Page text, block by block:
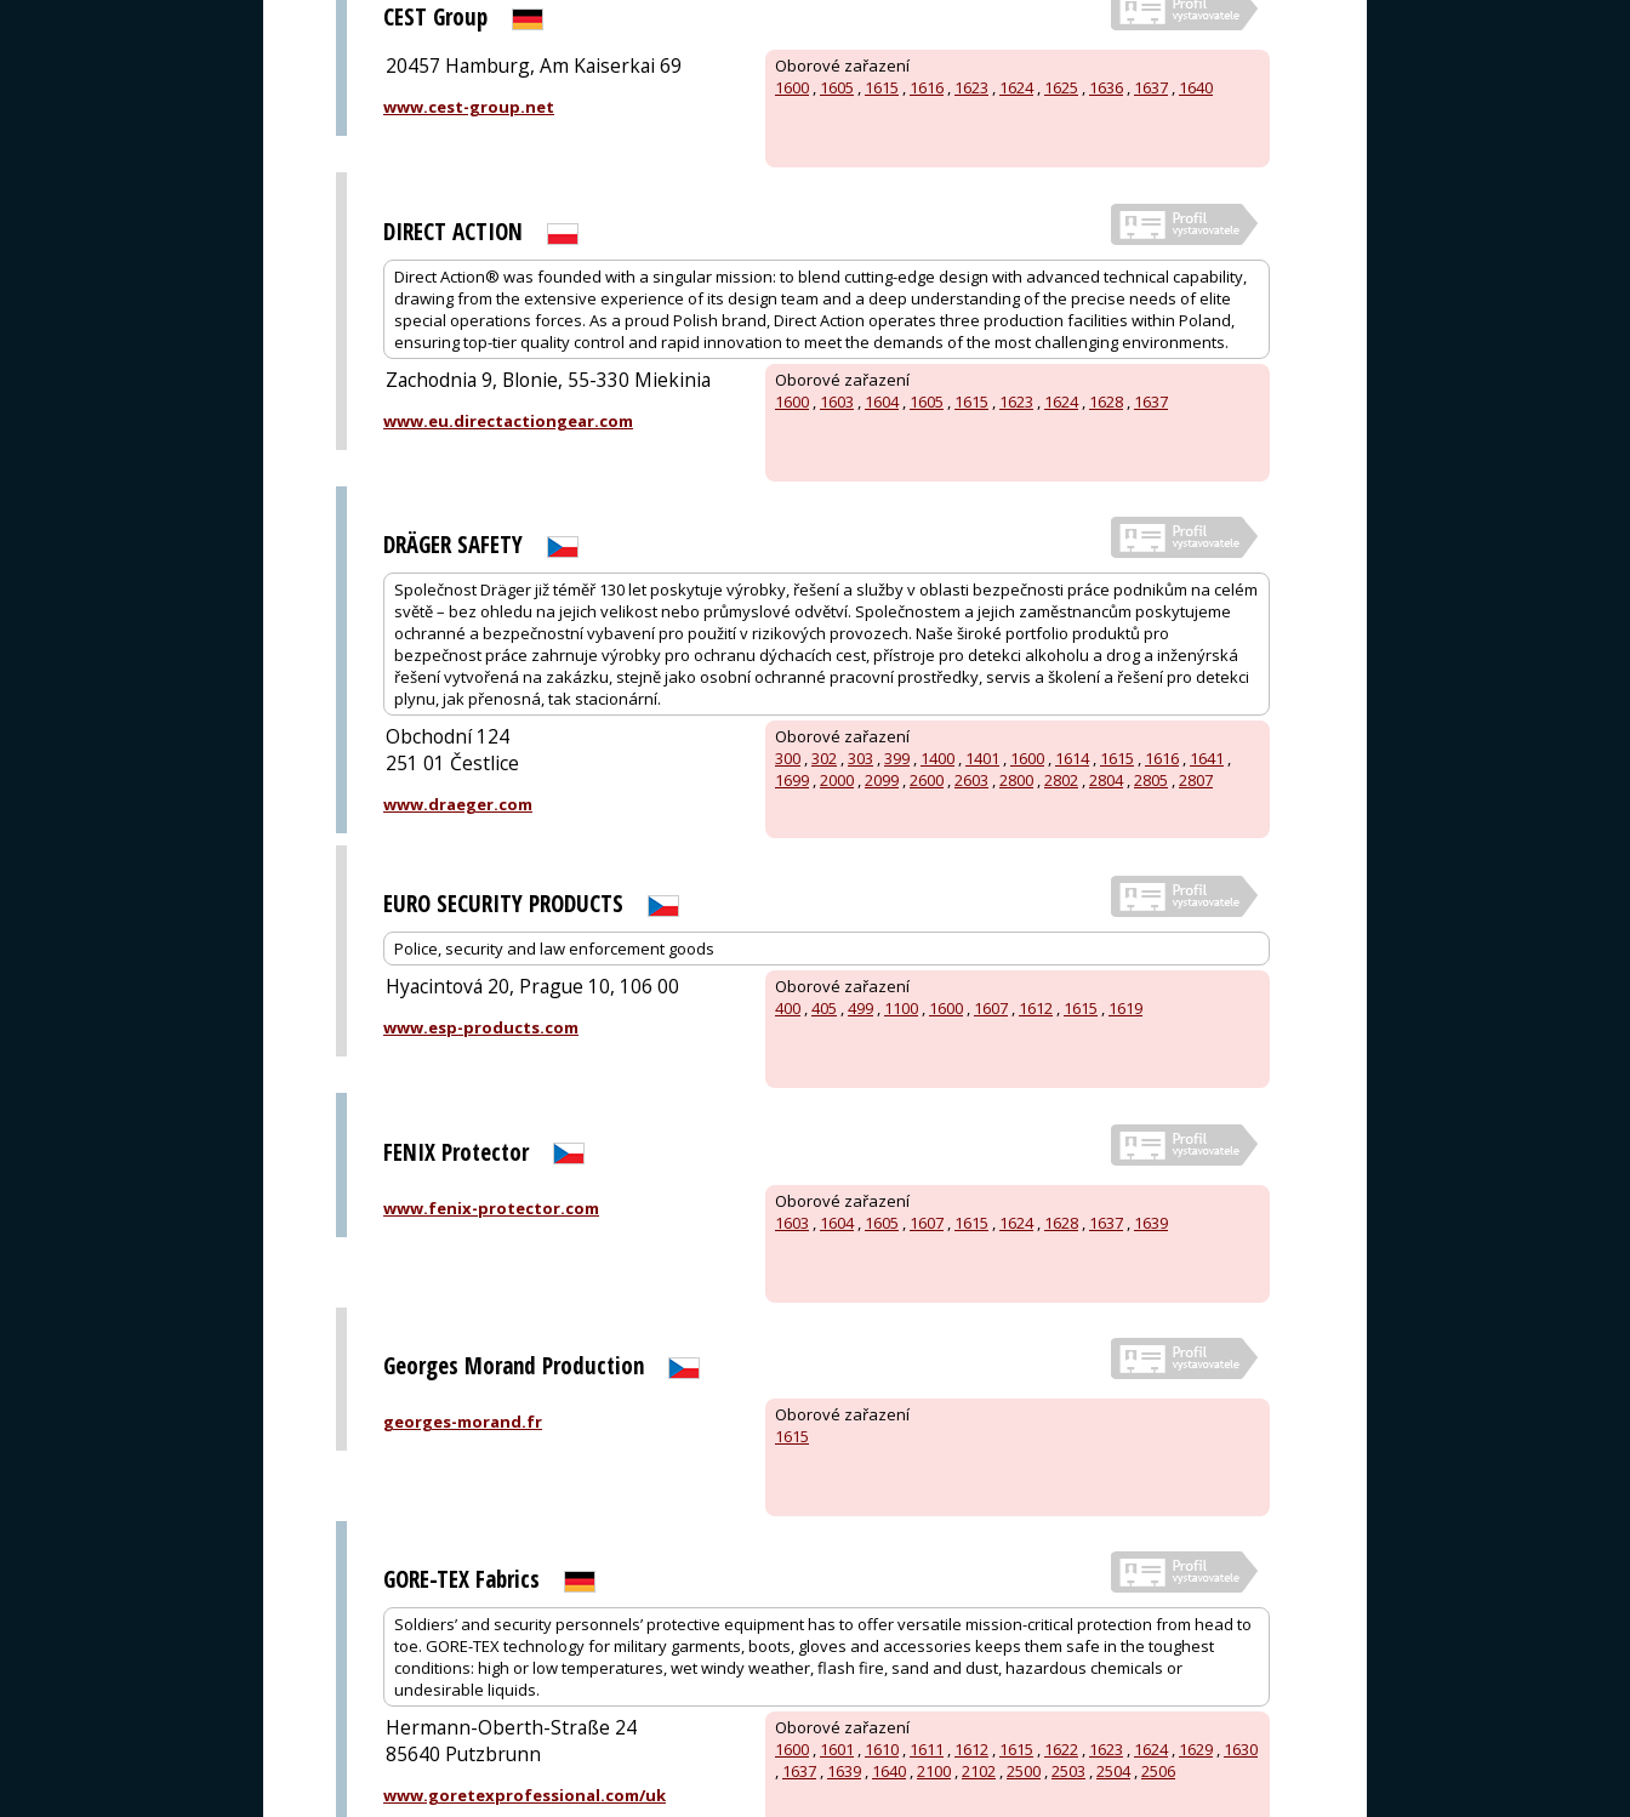
CEST Group
Oborové zařazení
1600 , 1605 , 1615 , 1616 , 1623 , 1624, 1625 , 1636 , 1637 , 1640
20457 Hamburg, Am Kaiserkai 69
www.cest-group.net
DIRECT ACTION
Direct Action® was founded with a singular mission: to blend cutting-edge design with advanced technical capability,
drawing from the extensive experience of its design team and a deep understanding of the precise needs of elite
special operations forces. As a proud Polish brand, Direct Action operates three production facilities within Poland,
ensuring top-tier quality control and rapid innovation to meet the demands of the most challenging environments.
Oborové zařazení
1600 , 1603 , 1604, 1605 , 1615 , 1623 , 1624, 1628 , 1637
Zachodnia 9, Blonie, 55-330 Miekinia
www.eu.directactiongear.com
DRÄGER SAFETY
Společnost Dräger již téměř 130 let poskytuje výrobky, řešení a služby v oblasti bezpečnosti práce podnikům na celém
světě – bez ohledu na jejich velikost nebo průmyslové odvětví. Společnostem a jejich zaměstnancům poskytujeme
ochranné a bezpečnostní vybavení pro použití v rizikových provozech. Naše široké portfolio produktů pro
bezpečnost práce zahrnuje výrobky pro ochranu dýchacích cest, přístroje pro detekci alkoholu a drog a inženýrská
řešení vytvořená na zakázku, stejně jako osobní ochranné pracovní prostředky, servis a školení a řešení pro detekci
plynu, jak přenosná, tak stacionární.
Oborové zařazení
300 ,302 ,303 ,399 , 1400 , 1401 , 1600 , 1614, 1615 , 1616 , 1641 ,
1699 ,2000 ,2099 ,2600 ,2603 ,2800 ,2802 ,2804,2805 ,2807
Obchodní 124
251 01 Čestlice
www.draeger.com
EURO SECURITY PRODUCTS
Police, security and law enforcement goods
Oborové zařazení
400 ,405 ,499 , 1100 , 1600 , 1607 , 1612 , 1615 , 1619
Hyacintová 20, Prague 10, 106 00
www.esp-products.com
FENIX Protector
Oborové zařazení
1603
1604, 1605 1607 1615 1624, 1628 1637 1639
www.fenix-protector.com
Georges Morand Production
Oborové zařazení
1615
georges-morand.fr
GORE-TEX Fabrics
Soldiers’ and security personnels’ protective equipment has to offer versatile mission-critical protection from head to
toe. GORE-TEX technology for military garments, boots, gloves and accessories keeps them safe in the toughest
conditions: high or low temperatures, wet windy weather, flash fire, sand and dust, hazardous chemicals or
undesirable liquids.
Oborové zařazení
1600 , 1601 , 1610 , 1611 , 1612 , 1615 , 1622 , 1623 , 1624, 1629 , 1630
, 1637 , 1639 , 1640 ,2100 ,2102 ,2500 ,2503 ,2504,2506
Hermann-Oberth-Straße 24
85640 Putzbrunn
www.goretexprofessional.com/uk